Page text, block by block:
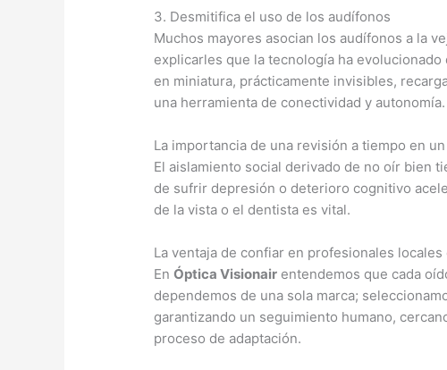
3. Desmitifica el uso de los audífonos
Muchos mayores asocian los audífonos a la
explicarles que la tecnología ha
en miniatura, prácticamente invisibles,
una herramienta de conectividad y autonomía.
La importancia de una revisión a tiempo en
El aislamiento social derivado de no oír bien
de sufrir depresión o deterioro cognitivo
de la vista o el dentista es vital.
La ventaja de confiar en profesionales
EnÓptica Visionair entendemos que cada
dependemos de una sola marca;
garantizando un seguimiento humano,
proceso de adaptación.